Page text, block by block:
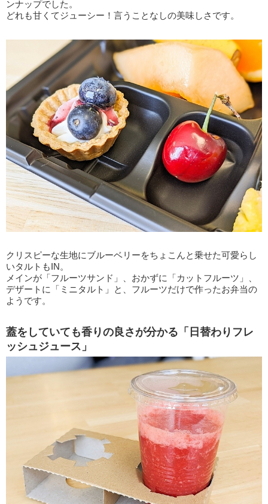
ンナップでした。
どれも甘くてジューシー！言うことなしの美味しさです。
クリスピーな生地にブルーベリーをちょこんと乗せた可愛らし
いタルトもIN。
メインが「フルーツサンド」、おかずに「カットフルーツ」、
デザートに「ミニタルト」と、フルーツだけで作ったお弁当の
ようです。
蓋をしていても香りの良さが分かる「日替わりフレ
ッシュジュース」